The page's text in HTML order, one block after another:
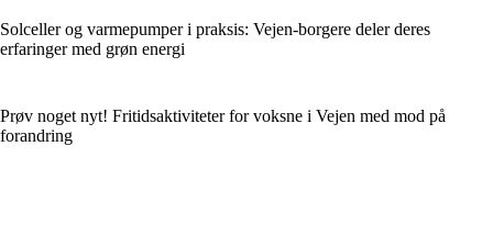
Solceller og varmepumper i praksis: Vejen-borgere deler deres
erfaringer med grøn energi
Prøv noget nyt! Fritidsaktiviteter for voksne i Vejen med mod på
forandring